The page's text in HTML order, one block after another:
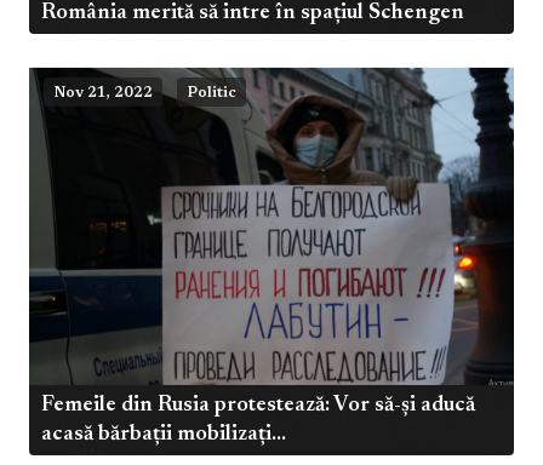
România merită să intre în spațiul Schengen
Nov 21, 2022 Politic
Femeile din Rusia protestează: Vor să-și aducă
acasă bărbații mobilizați...